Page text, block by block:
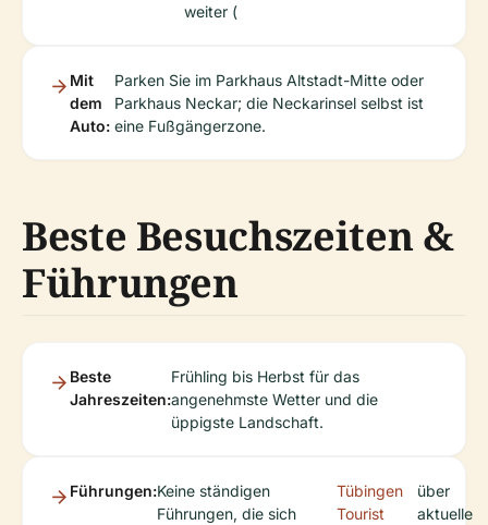
weiter (
Mit
dem
Auto:
Parken Sie im Parkhaus Altstadt-Mitte oder
Parkhaus Neckar; die Neckarinsel selbst ist
eine Fußgängerzone.
Beste Besuchszeiten &
Führungen
Beste
Jahreszeiten:
Frühling bis Herbst für das
angenehmste Wetter und die
üppigste Landschaft.
Führungen:Keine ständigen
Führungen, die sich
Tübingen
Tourist
über
aktuelle